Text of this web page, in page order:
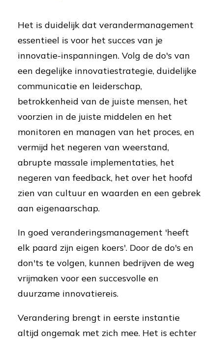
Het is duidelijk dat verandermanagement
essentieel is voor het succes van je
innovatie-inspanningen. Volg de do's van
een degelijke innovatiestrategie, duidelijke
communicatie en leiderschap,
betrokkenheid van de juiste mensen, het
voorzien in de juiste middelen en het
monitoren en managen van het proces, en
vermijd het negeren van weerstand,
abrupte massale implementaties, het
negeren van feedback, het over het hoofd
zien van cultuur en waarden en een gebrek
aan eigenaarschap.
In goed veranderingsmanagement 'heeft
elk paard zijn eigen koers'. Door de do's en
don'ts te volgen, kunnen bedrijven de weg
vrijmaken voor een succesvolle en
duurzame innovatiereis.
Verandering brengt in eerste instantie
altijd ongemak met zich mee. Het is echter